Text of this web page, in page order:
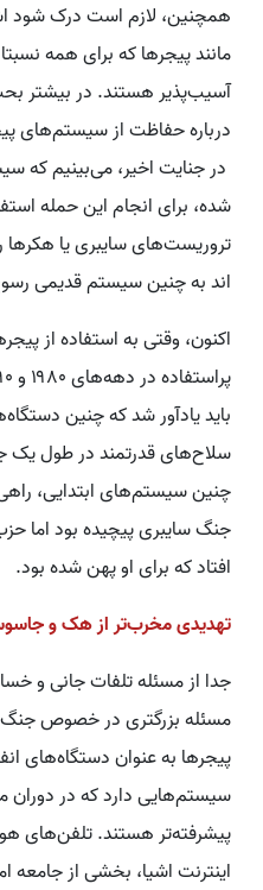
همچنین، لازم است درک شود
مانند پیجرها که برای همه
آسیب‌پذیر هستند. در بیشتر
درباره حفاظت از سیستم‌های
در جنایت اخیر، می‌بینیم که
شده، برای انجام این حمله
تروریست‌های سایبری یا
اند به چنین سیستم قدیمی
اکنون، وقتی به استفاده از
باید یادآور شد که چنین
سلاح‌های قدرتمند در طول یک
چنین سیستم‌های ابتدایی،
جنگ سایبری پیچیده بود اما
افتاد که برای او پهن شده بود.
تهدیدی مخرب‌تر از هک و
جدا از مسئله تلفات جانی و
مسئله بزرگتری در خصوص جنگ
پیجرها به عنوان دستگاه‌های
سیستم‌هایی دارد که در دوران
پیشرفته‌تر هستند. تلفن‌های
اینترنت اشیا، بخشی از